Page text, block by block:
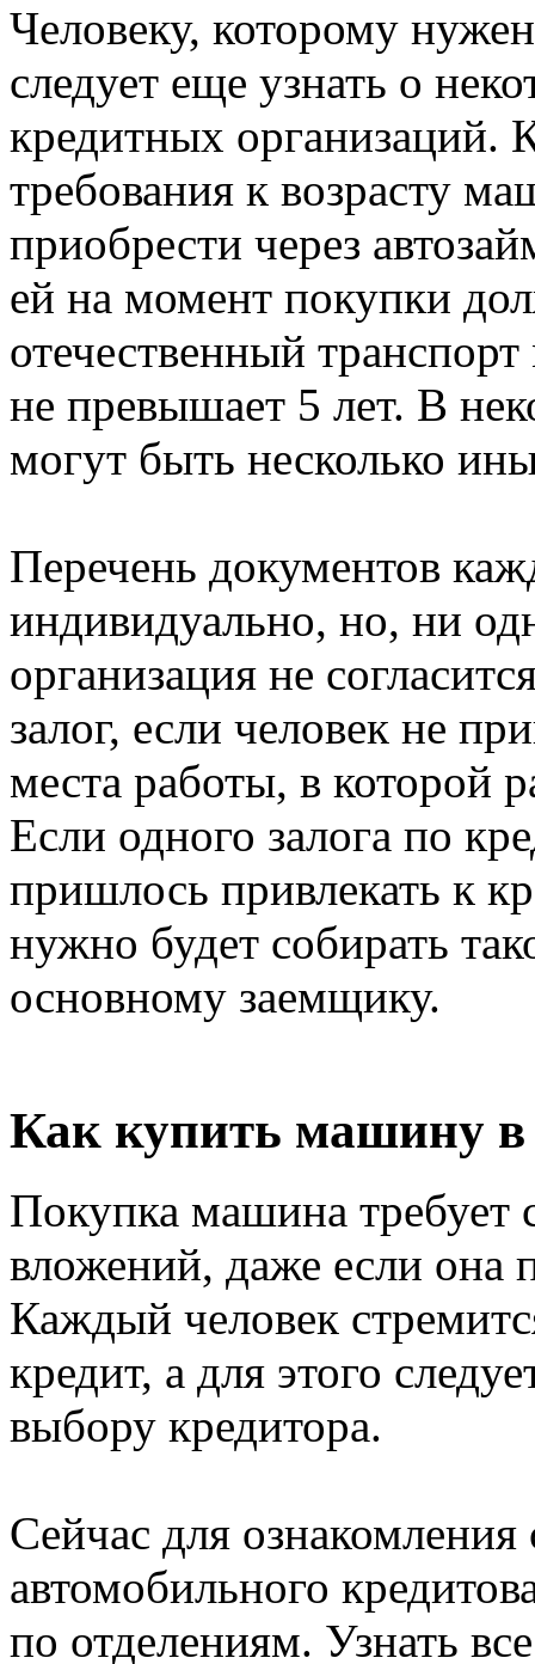
Человеку, которому
следует еще узнать о
кредитных организаций.
требования к возрасту
приобрести через
ей на момент покупки
отечественный
не превышает 5 лет. В
могут быть несколько
Перечень документов
индивидуально, но, ни
организация не
залог, если человек не
места работы, в которой
Если одного залога по
пришлось привлекать к
нужно будет собирать
основному заемщику.
Как купить машину в
Покупка машина требует
вложений, даже если она
Каждый человек
кредит, а для этого
выбору кредитора.
Сейчас для
автомобильного
по отделениям. Узнать